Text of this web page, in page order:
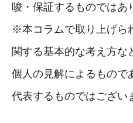
唆・保証するものではあ
※本コラムで取り上げら
関する基本的な考え方な
個人の見解によるもので
代表するものではござい